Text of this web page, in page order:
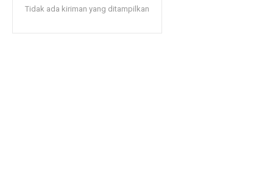
Tidak ada kiriman yang ditampilkan